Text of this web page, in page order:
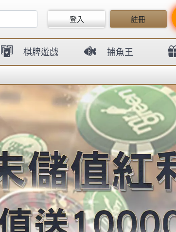
Search
for:
SA沙龍 SA36沙龍集團
沙龍娛樂城
88Win娛樂城介紹：熱門遊戲種類與
會員回饋機制